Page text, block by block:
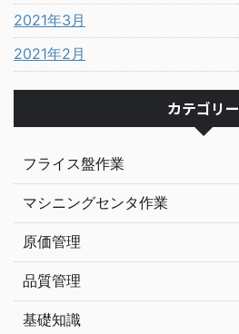
2021年3月
2021年2月
カテゴリー
フライス盤作業
マシニングセンタ作業
原価管理
品質管理
基礎知識